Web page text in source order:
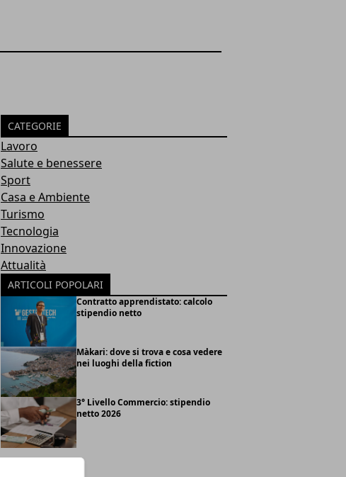
CATEGORIE
Lavoro
Salute e benessere
Sport
Casa e Ambiente
Turismo
Tecnologia
Innovazione
Attualità
ARTICOLI POPOLARI
Contratto apprendistato: calcolo
stipendio netto
Màkari: dove si trova e cosa vedere
nei luoghi della fiction
3° Livello Commercio: stipendio
netto 2026